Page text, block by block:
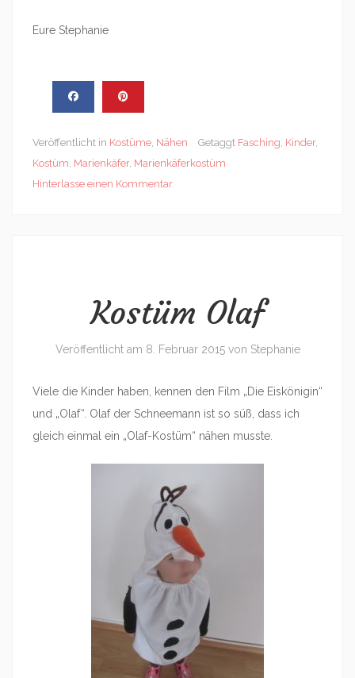
Eure Stephanie
Veröffentlicht in Kostüme, Nähen Getaggt Fasching, Kinder,
Kostüm, Marienkäfer, Marienkäferkostüm
Hinterlasse einen Kommentar
Kostüm Olaf
Veröffentlicht am 8. Februar 2015von Stephanie
Viele die Kinder haben, kennen den Film „Die Eiskönigin“
und „Olaf“. Olaf der Schneemann ist so süß, dass ich
gleich einmal ein „Olaf-Kostüm“ nähen musste.